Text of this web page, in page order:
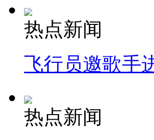
热点新闻
飞行员邀歌手
热点新闻